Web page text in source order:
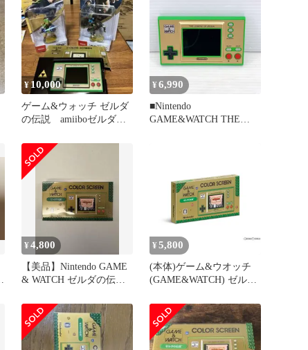
¥10,000
ゲーム&ウォッチ ゼルダ
の伝説 amiiboゼルダの
¥6,990
■Nintendo
GAME&WATCH THE
¥4,800
【美品】Nintendo GAME
& WATCH ゼルダの伝説
¥ 5,800
(本体)ゲーム&ウオッチ
(GAME&WATCH) ゼルダ
任天堂